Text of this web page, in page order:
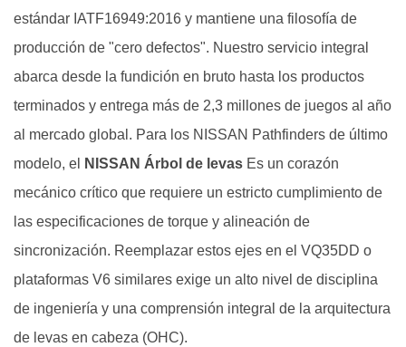
de
los
las
plataformas
de
la
2
Estándares
esenciales
de
estándar IATF16949:2016 y mantiene una filosofía de
producción de "cero defectos". Nuestro servicio integral
abarca desde la fundición en bruto hasta los productos
terminados y entrega más de 2,3 millones de juegos al año
al mercado global. Para los NISSAN Pathfinders de último
modelo, el
NISSAN Árbol de levas Es un corazón
mecánico crítico que requiere un estricto cumplimiento de
las especificaciones de torque y alineación de
sincronización. Reemplazar estos ejes en el VQ35DD o
plataformas V6 similares exige un alto nivel de disciplina
de ingeniería y una comprensión integral de la arquitectura
de levas en cabeza (OHC).